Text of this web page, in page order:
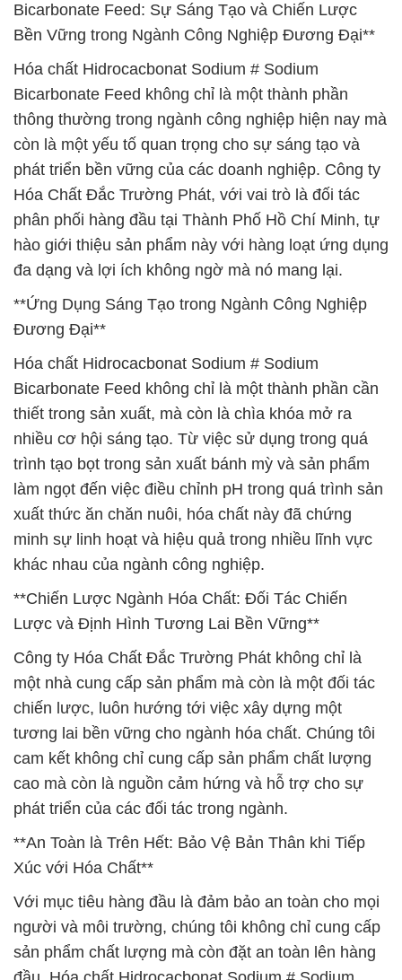
Bicarbonate Feed: Sự Sáng Tạo và Chiến Lược
Bền Vững trong Ngành Công Nghiệp Đương Đại**
Hóa chất Hidrocacbonat Sodium # Sodium
Bicarbonate Feed không chỉ là một thành phần
thông thường trong ngành công nghiệp hiện nay mà
còn là một yếu tố quan trọng cho sự sáng tạo và
phát triển bền vững của các doanh nghiệp. Công ty
Hóa Chất Đắc Trường Phát, với vai trò là đối tác
phân phối hàng đầu tại Thành Phố Hồ Chí Minh, tự
hào giới thiệu sản phẩm này với hàng loạt ứng dụng
đa dạng và lợi ích không ngờ mà nó mang lại.
**Ứng Dụng Sáng Tạo trong Ngành Công Nghiệp
Đương Đại**
Hóa chất Hidrocacbonat Sodium # Sodium
Bicarbonate Feed không chỉ là một thành phần cần
thiết trong sản xuất, mà còn là chìa khóa mở ra
nhiều cơ hội sáng tạo. Từ việc sử dụng trong quá
trình tạo bọt trong sản xuất bánh mỳ và sản phẩm
làm ngọt đến việc điều chỉnh pH trong quá trình sản
xuất thức ăn chăn nuôi, hóa chất này đã chứng
minh sự linh hoạt và hiệu quả trong nhiều lĩnh vực
khác nhau của ngành công nghiệp.
**Chiến Lược Ngành Hóa Chất: Đối Tác Chiến
Lược và Định Hình Tương Lai Bền Vững**
Công ty Hóa Chất Đắc Trường Phát không chỉ là
một nhà cung cấp sản phẩm mà còn là một đối tác
chiến lược, luôn hướng tới việc xây dựng một
tương lai bền vững cho ngành hóa chất. Chúng tôi
cam kết không chỉ cung cấp sản phẩm chất lượng
cao mà còn là nguồn cảm hứng và hỗ trợ cho sự
phát triển của các đối tác trong ngành.
**An Toàn là Trên Hết: Bảo Vệ Bản Thân khi Tiếp
Xúc với Hóa Chất**
Với mục tiêu hàng đầu là đảm bảo an toàn cho mọi
người và môi trường, chúng tôi không chỉ cung cấp
sản phẩm chất lượng mà còn đặt an toàn lên hàng